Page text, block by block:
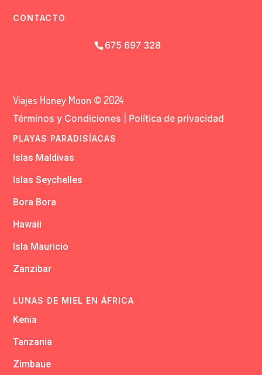
CONTACTO
675 697 328
Viajes Honey Moon © 2024
Términos y Condiciones Política de privacidad
PLAYAS PARADISÍACAS
Islas Maldivas
Islas Seychelles
Bora Bora
Hawaii
Isla Mauricio
Zanzibar
LUNAS DE MIEL EN ÁFRICA
Kenia
Tanzania
Zimbaue